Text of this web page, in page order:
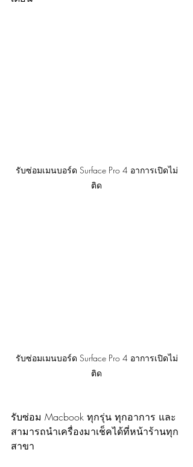
รับซ่อมเมนบอร์ด Surface Pro 4 อาการเปิดไม่
ติด
รับซ่อมเมนบอร์ด Surface Pro 4 อาการเปิดไม่
ติด
รับซ่อม Macbook ทุกรุ่น ทุกอาการ และ
สามารถนำเครื่องมาเช็คได้ที่หน้าร้านทุก
สาขา